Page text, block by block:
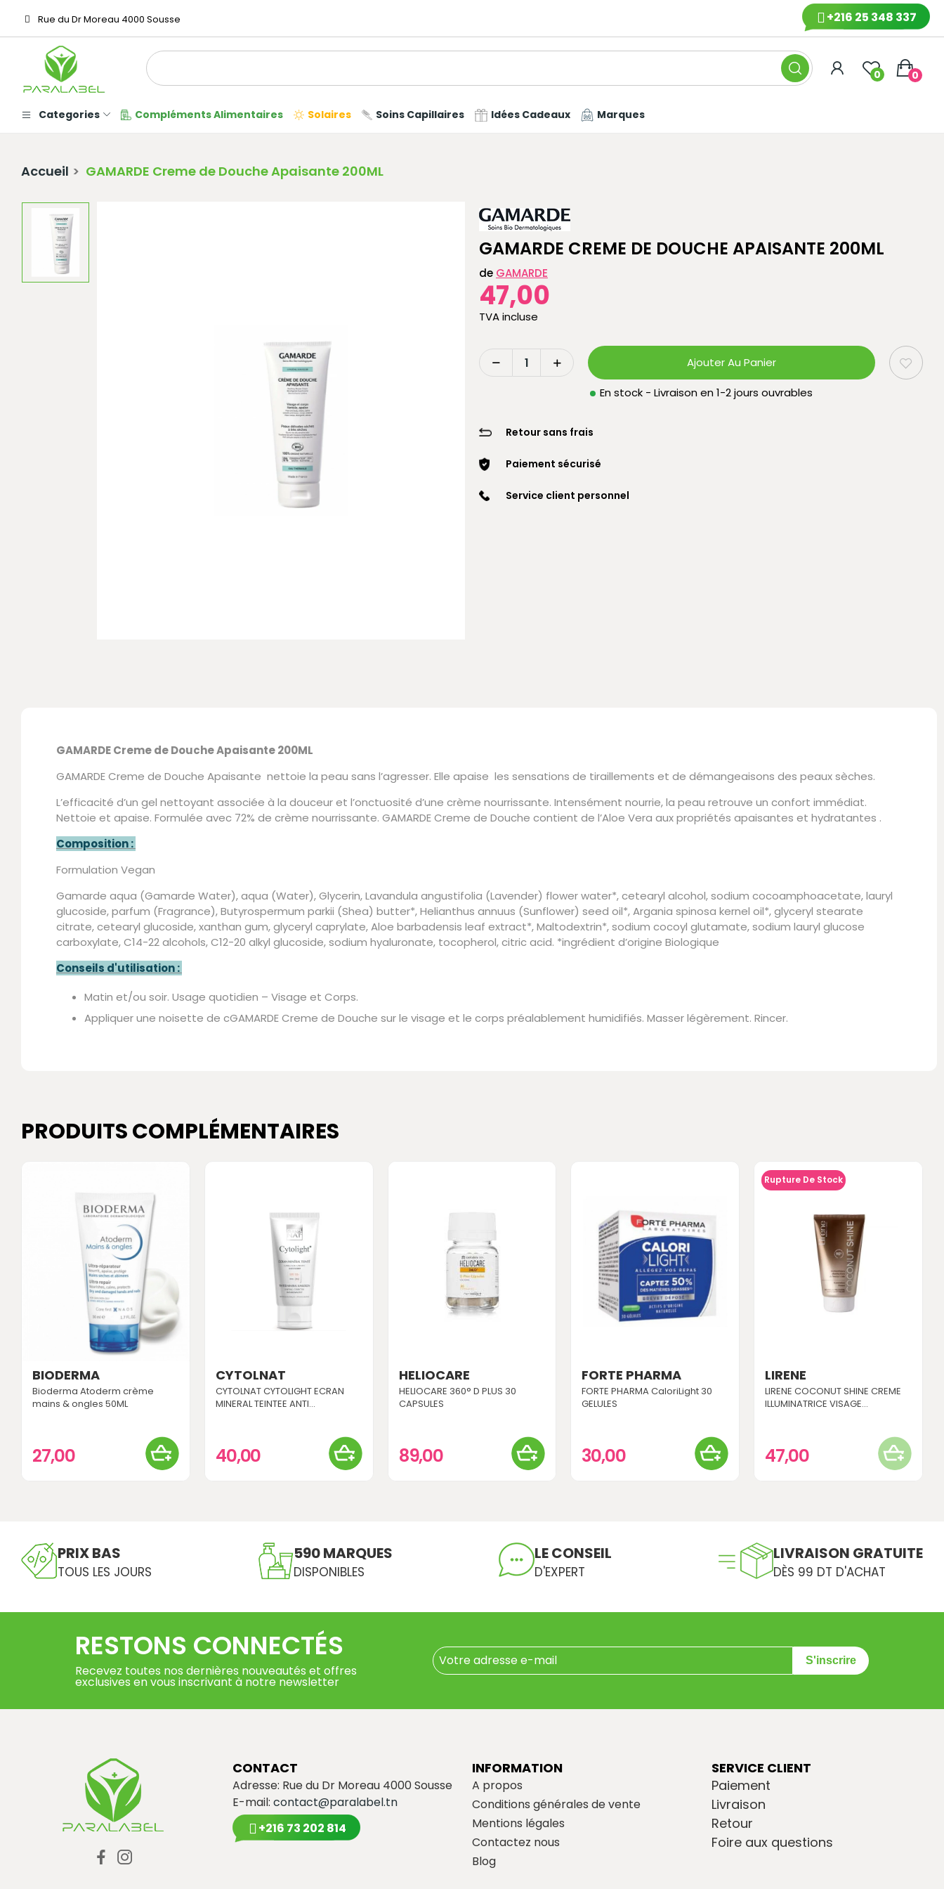
Rue du Dr Moreau 4000 Sousse +216 25 348 337
0 0
Categories Compléments Alimentaires Solaires Soins Capillaires Idées Cadeaux Marques
Accueil GAMARDE Creme de Douche Apaisante 200ML
GAMARDE CREME DE DOUCHE APAISANTE 200ML
de GAMARDE
47,00
TVA incluse
Ajouter Au Panier
En stock - Livraison en 1-2 jours ouvrables
Retour sans frais
Paiement sécurisé
Service client personnel
GAMARDE Creme de Douche Apaisante 200ML
GAMARDE Creme de Douche Apaisante nettoie la peau sans l’agresser. Elle apaise les sensations de tiraillements et de démangeaisons des peaux sèches.
L’efficacité d’un gel nettoyant associée à la douceur et l’onctuosité d’une crème nourrissante. Intensément nourrie, la peau retrouve un confort immédiat.
Nettoie et apaise. Formulée avec 72% de crème nourrissante. GAMARDE Creme de Douche contient de l’Aloe Vera aux propriétés apaisantes et hydratantes .
Composition :
Formulation Vegan
Gamarde aqua (Gamarde Water), aqua (Water), Glycerin, Lavandula angustifolia (Lavender) flower water*, cetearyl alcohol, sodium cocoamphoacetate, lauryl
glucoside, parfum (Fragrance), Butyrospermum parkii (Shea) butter*, Helianthus annuus (Sunflower) seed oil*, Argania spinosa kernel oil*, glyceryl stearate
citrate, cetearyl glucoside, xanthan gum, glyceryl caprylate, Aloe barbadensis leaf extract*, Maltodextrin*, sodium cocoyl glutamate, sodium lauryl glucose
carboxylate, C14-22 alcohols, C12-20 alkyl glucoside, sodium hyaluronate, tocopherol, citric acid. *ingrédient d’origine Biologique
Conseils d'utilisation :
Matin et/ou soir. Usage quotidien – Visage et Corps.
Appliquer une noisette de cGAMARDE Creme de Douche sur le visage et le corps préalablement humidifiés. Masser légèrement. Rincer.
PRODUITS COMPLÉMENTAIRES
BIODERMA
Bioderma Atoderm crème
mains & ongles 50ML
27,00
CYTOLNAT
CYTOLNAT CYTOLIGHT ECRAN
MINERAL TEINTEE ANTI...
40,00
HELIOCARE
HELIOCARE 360° D PLUS 30
CAPSULES
89,00
FORTE PHARMA
FORTE PHARMA CaloriLight 30
GELULES
30,00
Rupture De Stock
LIRENE
LIRENE COCONUT SHINE CREME
ILLUMINATRICE VISAGE...
47,00
PRIX BAS
TOUS LES JOURS
590 MARQUES
DISPONIBLES
LE CONSEIL
D'EXPERT
LIVRAISON GRATUITE
DÈS 99 DT D'ACHAT
RESTONS CONNECTÉS
Recevez toutes nos dernières nouveautés et offres
exclusives en vous inscrivant à notre newsletter
S'inscrire
CONTACT
Adresse: Rue du Dr Moreau 4000 Sousse
E-mail: contact@paralabel.tn
+216 73 202 814
INFORMATION
A propos
Conditions générales de vente
Mentions légales
Contactez nous
Blog
SERVICE CLIENT
Paiement
Livraison
Retour
Foire aux questions